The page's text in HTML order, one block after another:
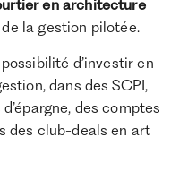
en architecture
la gestion pilotée.
d’investir en
dans des SCPI,
des comptes
des club-deals en art